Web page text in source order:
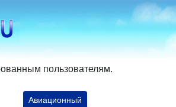
пользователям.
Авиационный